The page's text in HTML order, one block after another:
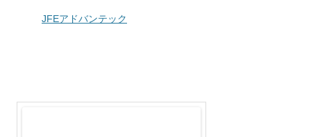
JFEアドバンテック